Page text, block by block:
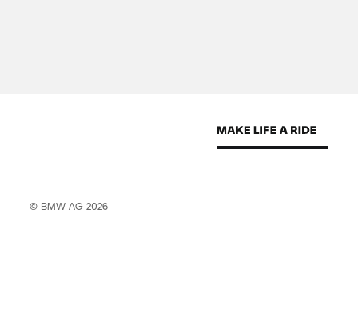
© BMW AG 2026